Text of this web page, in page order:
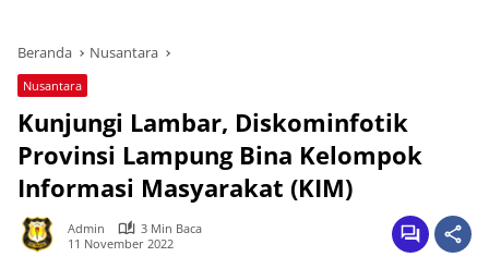
Beranda Nusantara
Nusantara
Kunjungi Lambar, Diskominfotik
Provinsi Lampung Bina Kelompok
Informasi Masyarakat (KIM)
Admin
3 Min Baca
11 November 2022